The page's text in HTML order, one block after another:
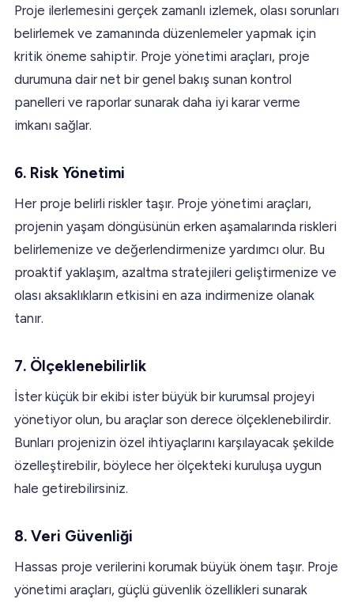
Proje ilerlemesini gerçek zamanlı izlemek, olası sorunları
belirlemek ve zamanında düzenlemeler yapmak için
kritik öneme sahiptir. Proje yönetimi araçları, proje
durumuna dair net bir genel bakış sunan kontrol
panelleri ve raporlar sunarak daha iyi karar verme
imkanı sağlar.
6. Risk Yönetimi
Her proje belirli riskler taşır. Proje yönetimi araçları,
projenin yaşam döngüsünün erken aşamalarında riskleri
belirlemenize ve değerlendirmenize yardımcı olur. Bu
proaktif yaklaşım, azaltma stratejileri geliştirmenize ve
olası aksaklıkların etkisini en aza indirmenize olanak
tanır.
7. Ölçeklenebilirlik
İster küçük bir ekibi ister büyük bir kurumsal projeyi
yönetiyor olun, bu araçlar son derece ölçeklenebilirdir.
Bunları projenizin özel ihtiyaçlarını karşılayacak şekilde
özelleştirebilir, böylece her ölçekteki kuruluşa uygun
hale getirebilirsiniz.
8. Veri Güvenliği
Hassas proje verilerini korumak büyük önem taşır. Proje
yönetimi araçları, güçlü güvenlik özellikleri sunarak